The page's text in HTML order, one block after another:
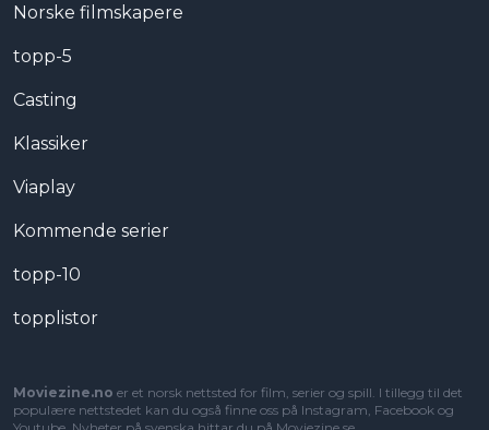
Norske filmskapere
topp-5
Casting
Klassiker
Viaplay
Kommende serier
topp-10
topplistor
Moviezine.no er et norsk nettsted for film, serier og spill. I tillegg til det
populære nettstedet kan du også finne oss på Instagram, Facebook og